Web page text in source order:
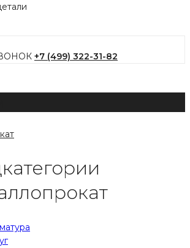
+7 (499) 322-31-82